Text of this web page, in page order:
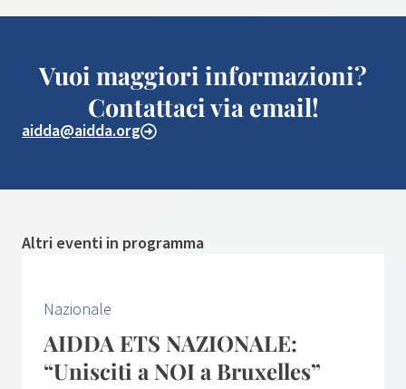
Vuoi maggiori informazioni?
Contattaci via email!
aidda@aidda.org
Altri eventi in programma
Nazionale
AIDDA ETS NAZIONALE:
“Unisciti a NOI a Bruxelles”